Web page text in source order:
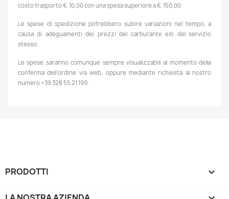
costo trasporto €. 10,00 con una spesa superiore a €. 150,00
Le spese di spedizione potrebbero subire variazioni nel tempo, a
causa di adeguamenti dei prezzi del carburante e/o del servizio
stesso.
Le spese saranno comunque sempre visualizzabili al momento della
conferma dell’ordine via web, oppure mediante richiesta al nostro
numero +39 328 55 21 199.
PRODOTTI 